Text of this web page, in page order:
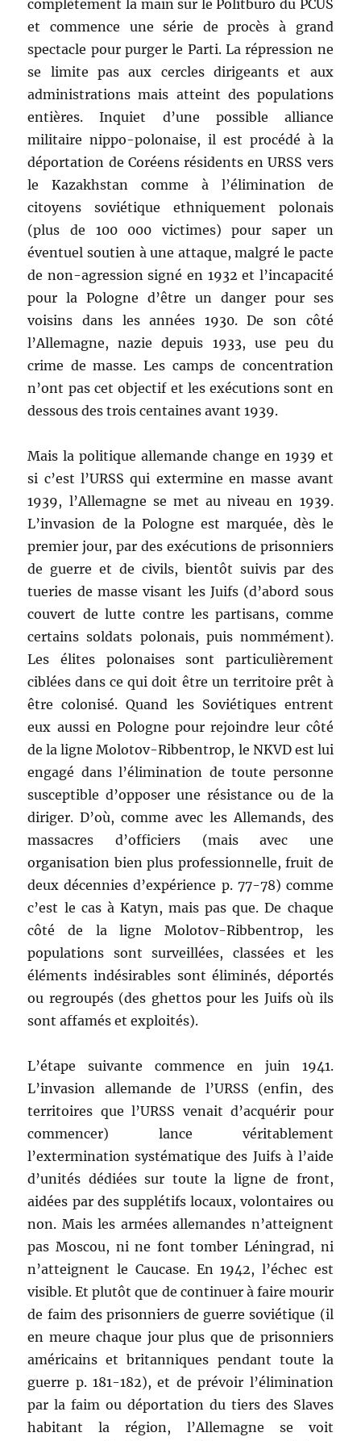
complètement la main sur le Politburo du PCUS
et commence une série de procès à grand
spectacle pour purger le Parti. La répression ne
se limite pas aux cercles dirigeants et aux
administrations mais atteint des populations
entières. Inquiet d’une possible alliance
militaire nippo-polonaise, il est procédé à la
déportation de Coréens résidents en URSS vers
le Kazakhstan comme à l’élimination de
citoyens soviétique ethniquement polonais
(plus de 100 000 victimes) pour saper un
éventuel soutien à une attaque, malgré le pacte
de non-agression signé en 1932 et l’incapacité
pour la Pologne d’être un danger pour ses
voisins dans les années 1930. De son côté
l’Allemagne, nazie depuis 1933, use peu du
crime de masse. Les camps de concentration
n’ont pas cet objectif et les exécutions sont en
dessous des trois centaines avant 1939.
Mais la politique allemande change en 1939 et
si c’est l’URSS qui extermine en masse avant
1939, l’Allemagne se met au niveau en 1939.
L’invasion de la Pologne est marquée, dès le
premier jour, par des exécutions de prisonniers
de guerre et de civils, bientôt suivis par des
tueries de masse visant les Juifs (d’abord sous
couvert de lutte contre les partisans, comme
certains soldats polonais, puis nommément).
Les élites polonaises sont particulièrement
ciblées dans ce qui doit être un territoire prêt à
être colonisé. Quand les Soviétiques entrent
eux aussi en Pologne pour rejoindre leur côté
de la ligne Molotov-Ribbentrop, le NKVD est lui
engagé dans l’élimination de toute personne
susceptible d’opposer une résistance ou de la
diriger. D’où, comme avec les Allemands, des
massacres d’officiers (mais avec une
organisation bien plus professionnelle, fruit de
deux décennies d’expérience p. 77-78) comme
c’est le cas à Katyn, mais pas que. De chaque
côté de la ligne Molotov-Ribbentrop, les
populations sont surveillées, classées et les
éléments indésirables sont éliminés, déportés
ou regroupés (des ghettos pour les Juifs où ils
sont affamés et exploités).
L’étape suivante commence en juin 1941.
L’invasion allemande de l’URSS (enfin, des
territoires que l’URSS venait d’acquérir pour
commencer) lance véritablement
l’extermination systématique des Juifs à l’aide
d’unités dédiées sur toute la ligne de front,
aidées par des supplétifs locaux, volontaires ou
non. Mais les armées allemandes n’atteignent
pas Moscou, ni ne font tomber Léningrad, ni
n’atteignent le Caucase. En 1942, l’échec est
visible. Et plutôt que de continuer à faire mourir
de faim des prisonniers de guerre soviétique (il
en meure chaque jour plus que de prisonniers
américains et britanniques pendant toute la
guerre p. 181-182), et de prévoir l’élimination
par la faim ou déportation du tiers des Slaves
habitant la région, l’Allemagne se voit